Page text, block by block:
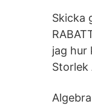
Skicka
jag hur
Storlek